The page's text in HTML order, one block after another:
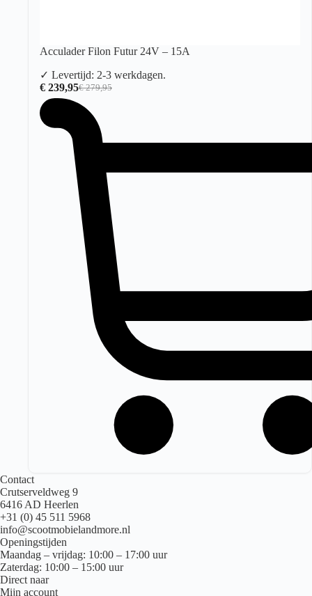
Acculader Filon Futur 24V – 15A
✓ Levertijd: 2-3 werkdagen.
€279,95
Oorspronkelijke
prijs
was:
€ 279,95.
€ 239,95Huidige
prijs
€ 239,95.
Contact
Crutserveldweg 9
6416 AD Heerlen
+31 (0) 45 511 5968
info@scootmobielandmore.nl
Openingstijden
Maandag – vrijdag: 10:00 – 17:00 uur
Zaterdag: 10:00 – 15:00 uur
Direct naar
Mijn account